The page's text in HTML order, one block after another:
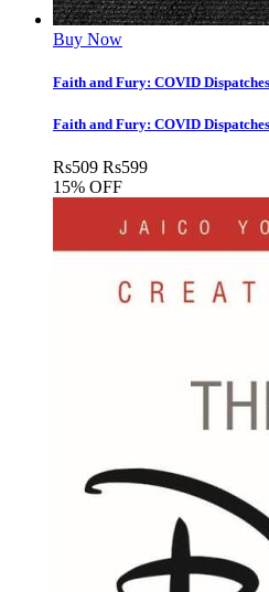
Buy Now
Faith and Fury: COVID
Faith and Fury: COVID
Rs509 Rs599
15% OFF